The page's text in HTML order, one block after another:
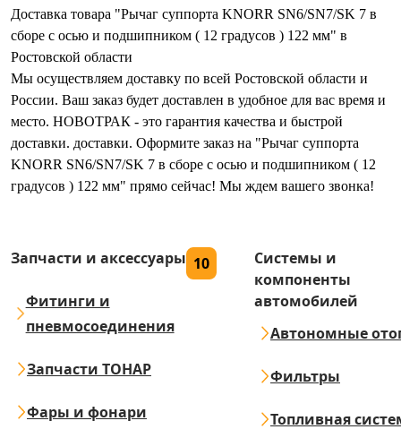
Доставка товара "Рычаг суппорта KNORR SN6/SN7/SK 7 в
сборе с осью и подшипником ( 12 градусов ) 122 мм" в
Ростовской области
Мы осуществляем доставку по всей Ростовской области и
России. Ваш заказ будет доставлен в удобное для вас время и
место. НОВОТРАК - это гарантия качества и быстрой
доставки. доставки. Оформите заказ на "Рычаг суппорта
KNORR SN6/SN7/SK 7 в сборе с осью и подшипником ( 12
градусов ) 122 мм" прямо сейчас! Мы ждем вашего звонка!
Запчасти и аксессуары 10
Фитинги и
пневмосоединения
Запчасти ТОНАР
Фары и фонари
Системы и
компоненты
автомобилей
Автономные
Фильтры
Топливная